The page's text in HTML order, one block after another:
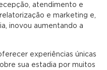
atendimento e
e marketing e,
inovou aumentando a
experiências únicas
sua estadia por muitos